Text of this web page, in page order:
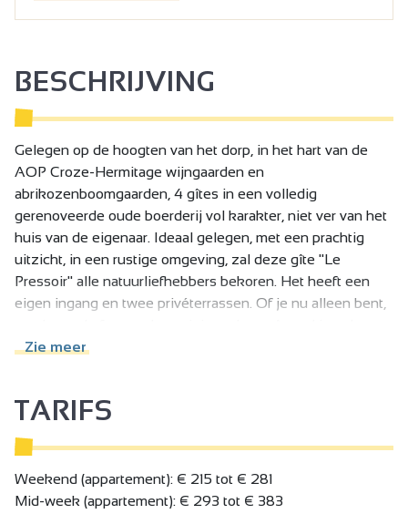
BESCHRIJVING
Gelegen op de hoogten van het dorp, in het hart van de
AOP Croze-Hermitage wijngaarden en
abrikozenboomgaarden, 4 gîtes in een volledig
gerenoveerde oude boerderij vol karakter, niet ver van het
huis van de eigenaar. Ideaal gelegen, met een prachtig
uitzicht, in een rustige omgeving, zal deze gîte "Le
Pressoir" alle natuurliefhebbers bekoren. Het heeft een
eigen ingang en twee privéterrassen. Of je nu alleen bent,
bevallen. Deze oude boerderij met karakter, gelegen in
minuten van de afrit van de snelweg A7 n°13, 20 minuten
van het TGV-station Alixan en 8 minuten van het SNCF-
station Tain l'Hermitage. (20 km van Valence en 17 km van
Romans-sur-Isère, 100 km van Lyon, Grenoble en St-
Etienne).
Zie meer
TARIFS
Weekend (appartement): € 215 tot € 281
Mid-week (appartement): € 293 tot € 383